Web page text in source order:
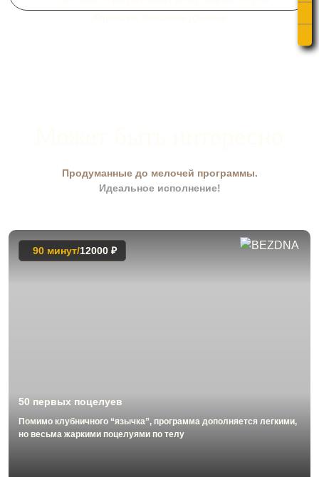
Продуманные до мелочей программы.
Идеальное исполнение!
90 минут/12000 ₽
50 первых поцелуев
Помимо клубничного “язычка”, программа дополняется легкими,
но весьма жаркими поцелуями по телу